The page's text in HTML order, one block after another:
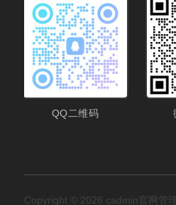
QQ二维码
Copyright © 2026 cadmin官网管